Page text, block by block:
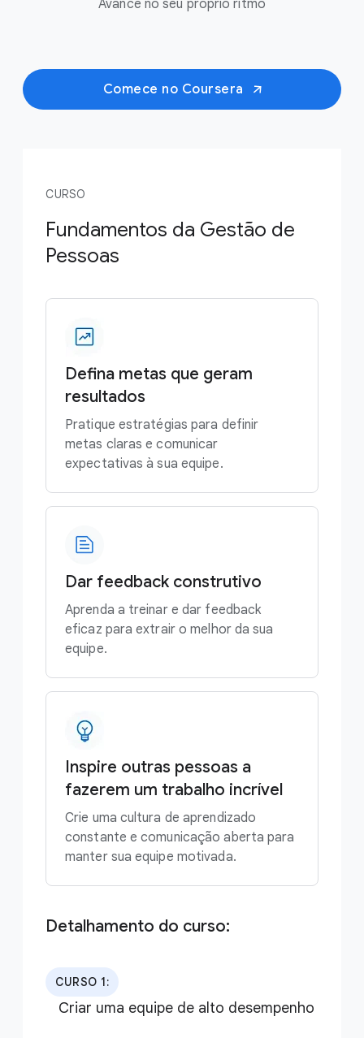
Avance no seu próprio ritmo
Comece no Coursera
CURSO
Fundamentos da Gestão de
Pessoas
Defina metas que geram
resultados
Pratique estratégias para definir
metas claras e comunicar
expectativas à sua equipe.
Dar feedback construtivo
Aprenda a treinar e dar feedback
eficaz para extrair o melhor da sua
equipe.
Inspire outras pessoas a
fazerem um trabalho incrível
Crie uma cultura de aprendizado
constante e comunicação aberta para
manter sua equipe motivada.
Detalhamento do curso:
CURSO 1:
Criar uma equipe de alto desempenho